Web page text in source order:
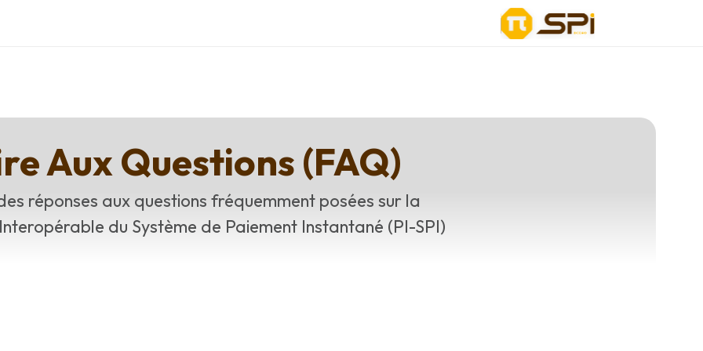
Aux Questions (FAQ)
réponses aux questions fréquemment posées sur la
du Système de Paiement Instantané (PI-SPI)